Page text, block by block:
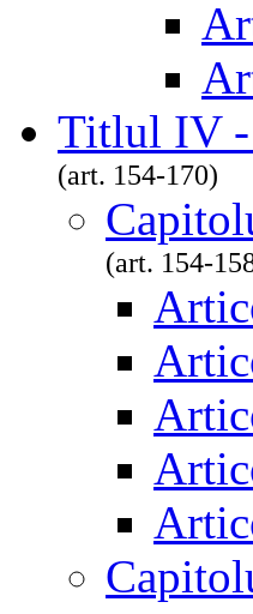
Titlul IV -
(art. 154-170)
(art. 154-